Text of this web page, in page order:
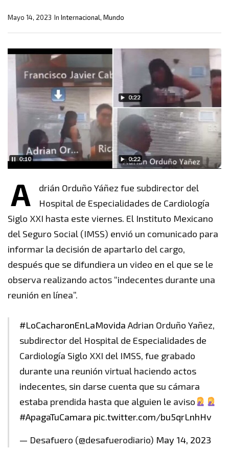
In Internacional, Mundo
Mayo 14, 2023
A
drián Orduño Yáñez fue subdirector del
Hospital de Especialidades de Cardiología
Siglo XXI hasta este viernes. El Instituto Mexicano
del Seguro Social (IMSS) envió un comunicado para
informar la decisión de apartarlo del cargo,
después que se difundiera un video en el que se le
observa realizando actos “indecentes durante una
reunión en línea”.
#LoCacharonEnLaMovida Adrian Orduño Yañez,
subdirector del Hospital de Especialidades de
Cardiología Siglo XXI del IMSS, fue grabado
durante una reunión virtual haciendo actos
indecentes, sin darse cuenta que su cámara
estaba prendida hasta que alguien le aviso
#ApagaTuCamara pic.twitter.com/bu5qrLnhHv
— Desafuero (@desafuerodiario) May 14, 2023